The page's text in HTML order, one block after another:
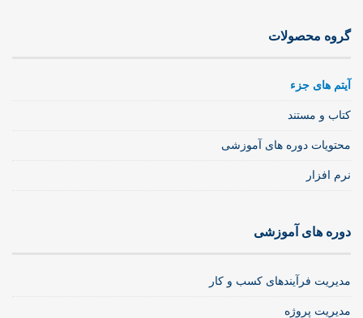
گروه محصولات
آیتم های جزء
کتاب و مستند
محتویات دوره های آموزشی
نرم افزار
دوره های آموزشی
مدیریت فرآیندهای کسب و کار
مدیریت پروژه